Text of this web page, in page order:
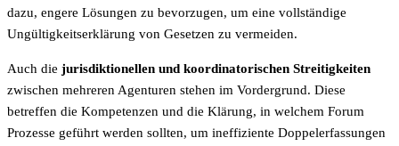
dazu, engere Lösungen zu bevorzugen, um eine vollständige
Ungültigkeitserklärung von Gesetzen zu vermeiden.
Auch die jurisdiktionellen und koordinatorischen Streitigkeiten
zwischen mehreren Agenturen stehen im Vordergrund. Diese
betreffen die Kompetenzen und die Klärung, in welchem Forum
Prozesse geführt werden sollten, um ineffiziente Doppelerfassungen